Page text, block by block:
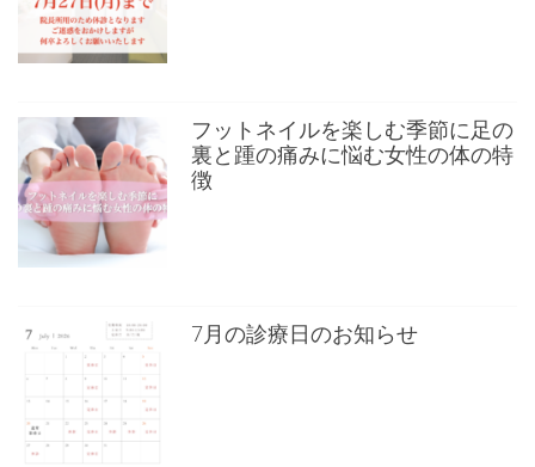
フットネイルを楽しむ季節に足の
裏と踵の痛みに悩む女性の体の特
徴
7月の診療日のお知らせ